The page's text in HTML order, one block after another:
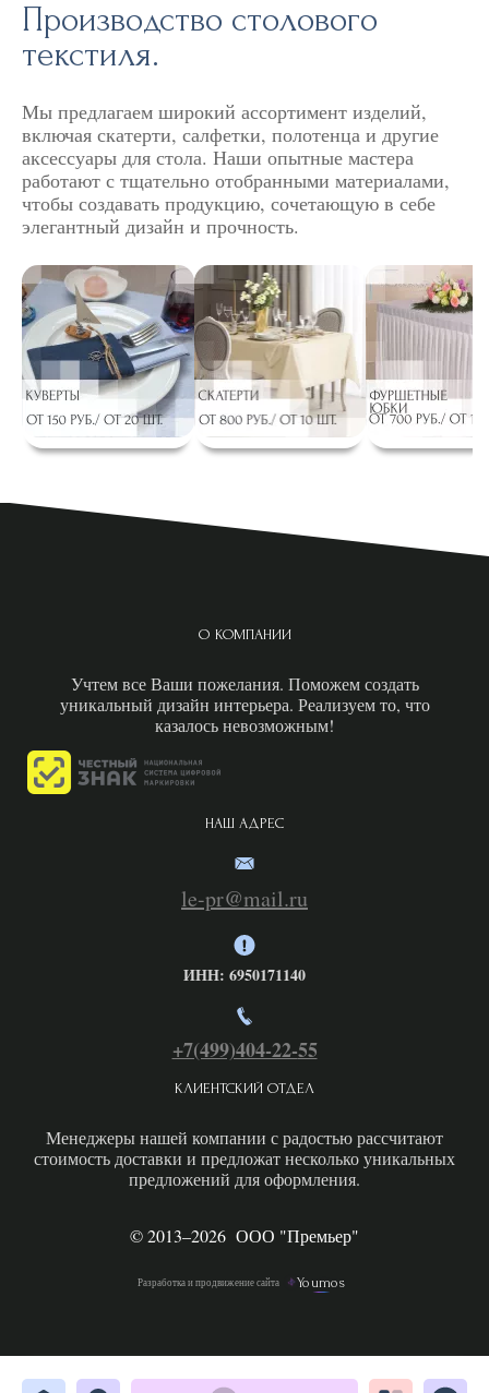
Производство столового
текстиля.
Мы предлагаем широкий ассортимент изделий,
включая скатерти, салфетки, полотенца и другие
аксессуары для стола. Наши опытные мастера
работают с тщательно отобранными материалами,
чтобы создавать продукцию, сочетающую в себе
элегантный дизайн и прочность.
О КОМПАНИИ
Учтем все Ваши пожелания. Поможем создать
уникальный дизайн интерьера. Реализуем то, что
казалось невозможным!
НАШ АДРЕС
le-pr@mail.ru
ИНН: 6950171140
+7(499)404-22-55
КЛИЕНТСКИЙ ОТДЕЛ
Менеджеры нашей компании с радостью рассчитают
стоимость доставки и предложат несколько уникальных
предложений для оформления.
© 2013–2026 ООО "Премьер"
Разработка и продвижение сайта Youmos